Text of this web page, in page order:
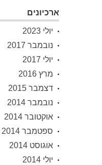
ארכיונים
יולי 2023
נובמבר 2017
יולי 2017
מרץ 2016
דצמבר 2015
נובמבר 2014
אוקטובר 2014
ספטמבר 2014
אוגוסט 2014
יולי 2014